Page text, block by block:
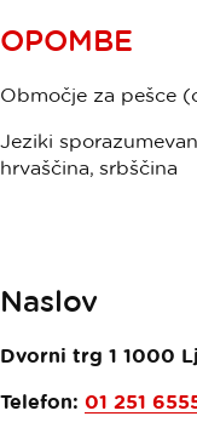
OPOMBE
Območje za pešce
Jeziki
hrvaščina, srbščina
Naslov
Dvorni trg 1 1000
Telefon: 01 251